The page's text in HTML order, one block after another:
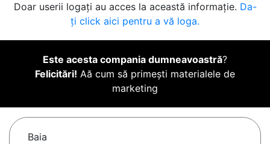
Doar userii logați au acces la această informație. Da-
ți click aici pentru a vă loga.
Este acesta compania dumneavoastră?
Felicitări! Aă cum să primești materialele de
marketing
Baia